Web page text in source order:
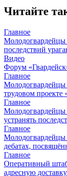
Читайте
Главное
Молодогвардейцы
последствий
Видео
Форум
Главное
трудовом проекте
Главное
устранять
Главное
Молодогвардейцы
дебатах,
Главное
Оперативный
адресную